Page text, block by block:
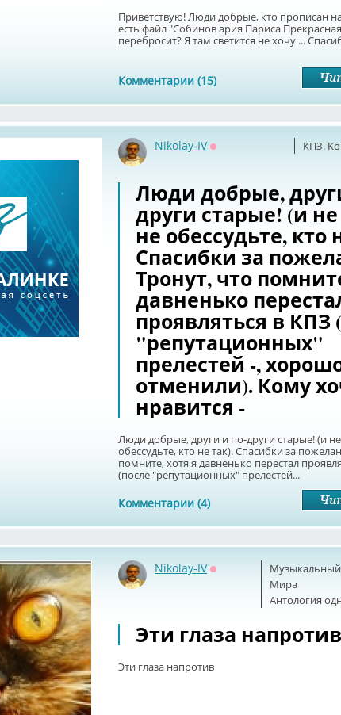
Приветствую! Люди добрые, кто прописан
есть файл "Собинов ария Париса
перебросит? Я там светится не хочу ...
Комментарии (15)
КПЗ.
Nikolay-IV
Люди добрые,
други старые! (и
не обессудьте, кто
Спасибки за
Тронут, что
давненько
проявляться в КПЗ
"репутационных"
прелестей -,
отменили). Кому
нравится -
Люди добрые, други и по-други старые! (и
обессудьте, кто не так). Спасибки за
помните, хотя я давненько перестал
(после "репутационных" прелестей...
Комментарии (4)
Музыкальный
Мира
Антология
Nikolay-IV
Эти глаза напротив
Эти глаза напротив